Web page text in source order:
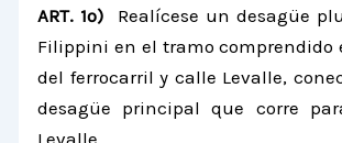
ART. 1º) Realícese un desagüe
Filippini en el tramo comprendido
del ferrocarril y calle Levalle,
desagüe principal que corre